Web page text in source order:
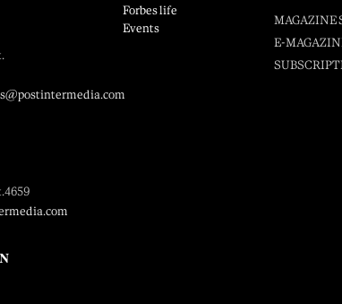
Forbes life
Events
MAGAZINE
E-